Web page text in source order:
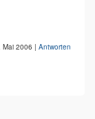
Mai 2006 | Antworten